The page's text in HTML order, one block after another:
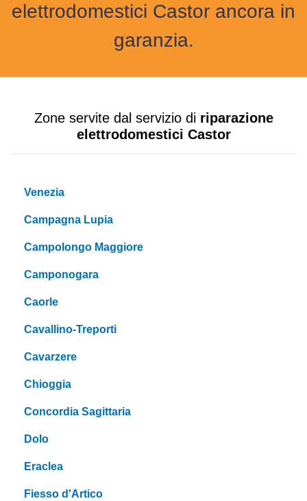
elettrodomestici Castor ancora in
garanzia.
Zone servite dal servizio di riparazione
elettrodomestici Castor
Venezia
Campagna Lupia
Campolongo Maggiore
Camponogara
Caorle
Cavallino-Treporti
Cavarzere
Chioggia
Concordia Sagittaria
Dolo
Eraclea
Fiesso d'Artico